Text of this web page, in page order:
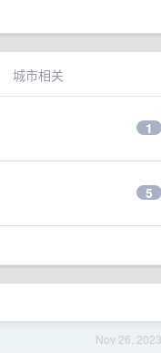
城市相关
1
5
Nov 26, 2023